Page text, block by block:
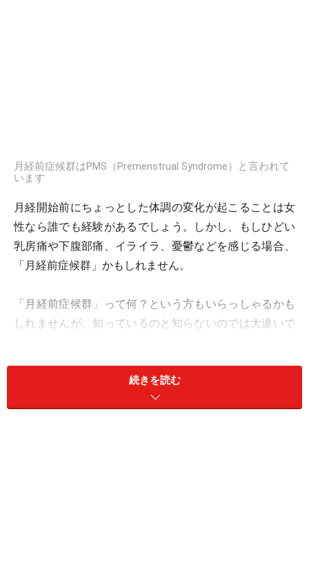
月経前症候群はPMS（Premenstrual Syndrome）と言われて
います
月経開始前にちょっとした体調の変化が起こることは女
性なら誰でも経験があるでしょう。しかし、もしひどい
乳房痛や下腹部痛、イライラ、憂鬱などを感じる場合、
「月経前症候群」かもしれません。
「月経前症候群」って何？という方もいらっしゃるかも
しれませんが、知っているのと知らないのでは大違いで
月経前症候群（PMS）とは、生理の約2週間前から起こ
るココロとカラダのトラブルの総称です。もう少し詳し
続きを読む